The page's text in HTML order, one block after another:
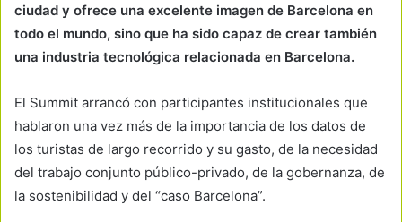
ciudad y ofrece una excelente imagen de Barcelona en
todo el mundo, sino que ha sido capaz de crear también
una industria tecnológica relacionada en Barcelona.
El Summit arrancó con participantes institucionales que
hablaron una vez más de la importancia de los datos de
los turistas de largo recorrido y su gasto, de la necesidad
del trabajo conjunto público-privado, de la gobernanza, de
la sostenibilidad y del “caso Barcelona”.